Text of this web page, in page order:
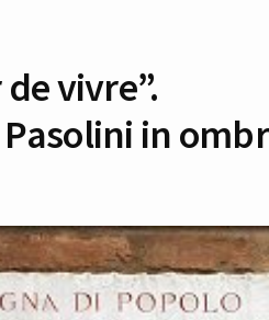
vivre”.
in